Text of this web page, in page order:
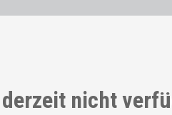
nicht